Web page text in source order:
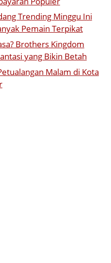
Trending Minggu Ini
Pemain Terpikat
Brothers Kingdom
yang Bikin Betah
Malam di Kota